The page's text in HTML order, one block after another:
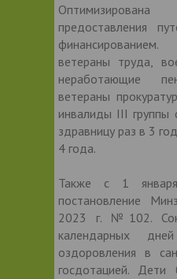
предоставления
ветераны труда,
неработающие
ветераны
инвалиды III группы
здравницу раз в 3
4 года.
Также с 1
постановление
2023 г. №102.
календарных
оздоровления в
госдотацией. Дети